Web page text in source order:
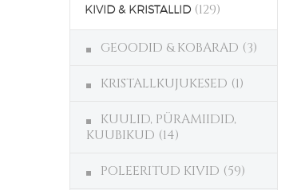
KIVID & KRISTALLID (129)
GEOODID & KOBARAD (3)
KRISTALLKUJUKESED (1)
KUULID, PÜRAMIIDID,
KUUBIKUD (14)
POLEERITUD KIVID (59)